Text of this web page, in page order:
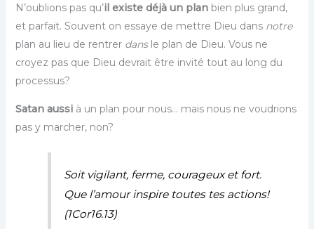
N’oublions pas qu’il existe déjà un planbien plus grand,
et parfait. Souvent on essaye de mettre Dieu dans notre
plan au lieu de rentrer dansle plan de Dieu. Vous ne
croyez pas que Dieu devrait être invité tout au long du
processus?
Satan aussià un plan pour nous… mais nous ne voudrions
pas y marcher, non?
Soit vigilant, ferme, courageux et fort.
Que l’amour inspire toutes tes actions!
(1Cor16.13)